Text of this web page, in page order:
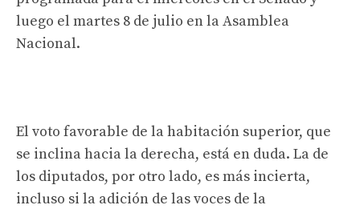
luego el martes 8 de julio en la Asamblea
Nacional.
El voto favorable de la habitación superior, que
se inclina hacia la derecha, está en duda. La de
los diputados, por otro lado, es más incierta,
incluso si la adición de las voces de la